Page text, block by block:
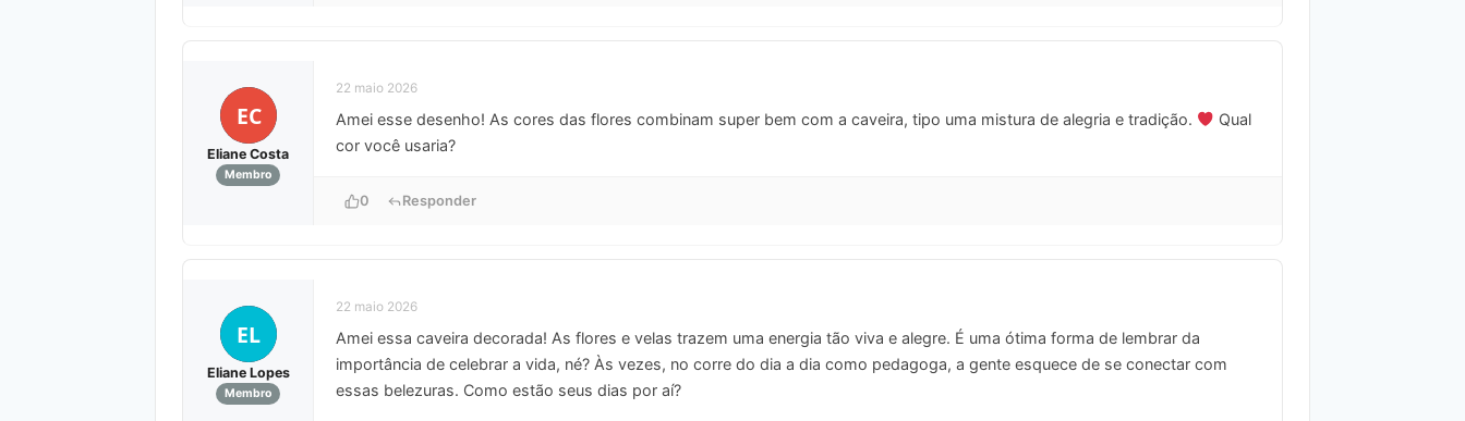
EC
Eliane Costa
Membro
22 maio 2026
Amei esse desenho! As cores das flores combinam super bem com a caveira, tipo uma mistura de alegria e tradição.
Qual
cor você usaria?
0 Responder
EL
Eliane Lopes
Membro
22 maio 2026
Amei essa caveira decorada! As flores e velas trazem uma energia tão viva e alegre. É uma ótima forma de lembrar da
importância de celebrar a vida, né? Às vezes, no corre do dia a dia como pedagoga, a gente esquece de se conectar com
essas belezuras. Como estão seus dias por aí?